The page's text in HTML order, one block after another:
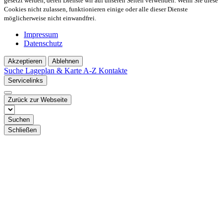
Cookies nicht zulassen, funktionieren einige oder alle dieser Dienste
möglicherweise nicht einwandfrei.
Impressum
Datenschutz
Akzeptieren Ablehnen
Suche Lageplan & Karte A-Z Kontakte
Servicelinks
Zurück zur Webseite
Suchen
Schließen